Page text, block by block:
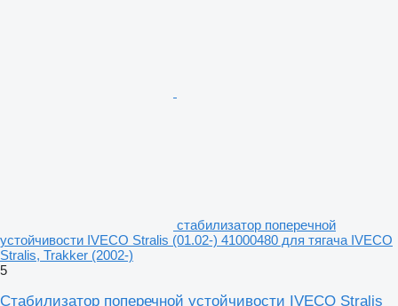
стабилизатор поперечной
устойчивости IVECO Stralis (01.02-) 41000480 для тягача IVECO
Stralis, Trakker (2002-)
5
Стабилизатор поперечной устойчивости IVECO Stralis